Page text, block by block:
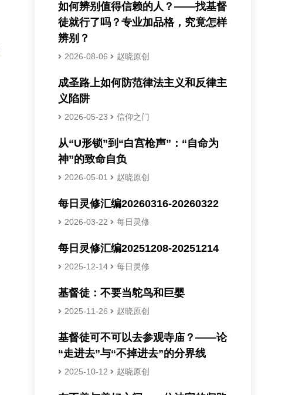
如何辨别值得信赖的人？——找基督
徒就行了吗？专业加品格，究竟怎样
辨别？
2026-08-06 赵晓原创
成圣路上如何防范律法主义和反律主
义陷阱
2026-05-23 信仰之门
从“U形锁”到“白宫枪声”：“自命为
神”的致命自负
2026-05-01 赵晓原创
每日灵修汇编20260316-20260322
2026-03-22 每日灵修
每日灵修汇编20251208-20251214
2025-12-14 每日灵修
基督徒：不要当鸵鸟和巨婴
2025-11-26 赵晓原创
基督徒可不可以去参观寺庙？——论
“走进去”与“不掉进去”的分界线
2025-10-12 赵晓原创